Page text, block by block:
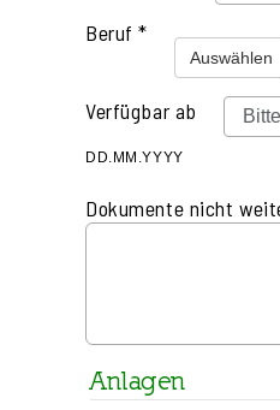
Beruf *
Auswählen
Verfügbar ab
DD.MM.YYYY
Dokumente nicht
Anlagen